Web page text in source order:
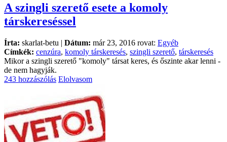
A szingli szerető esete a komoly
társkereséssel
Írta: skarlat-betu | Dátum: már 23, 2016 rovat: Egyéb
Címkék: cenzúra, komoly társkeresés, szingli szerető, társkeresés
Mikor a szingli szerető "komoly" társat keres, és őszinte akar lenni -
de nem hagyják.
243 hozzászólás Elolvasom